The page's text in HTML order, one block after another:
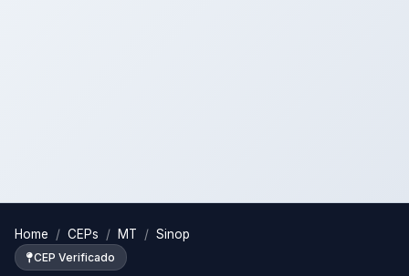
Home CEPs MT Sinop
CEP Verificado